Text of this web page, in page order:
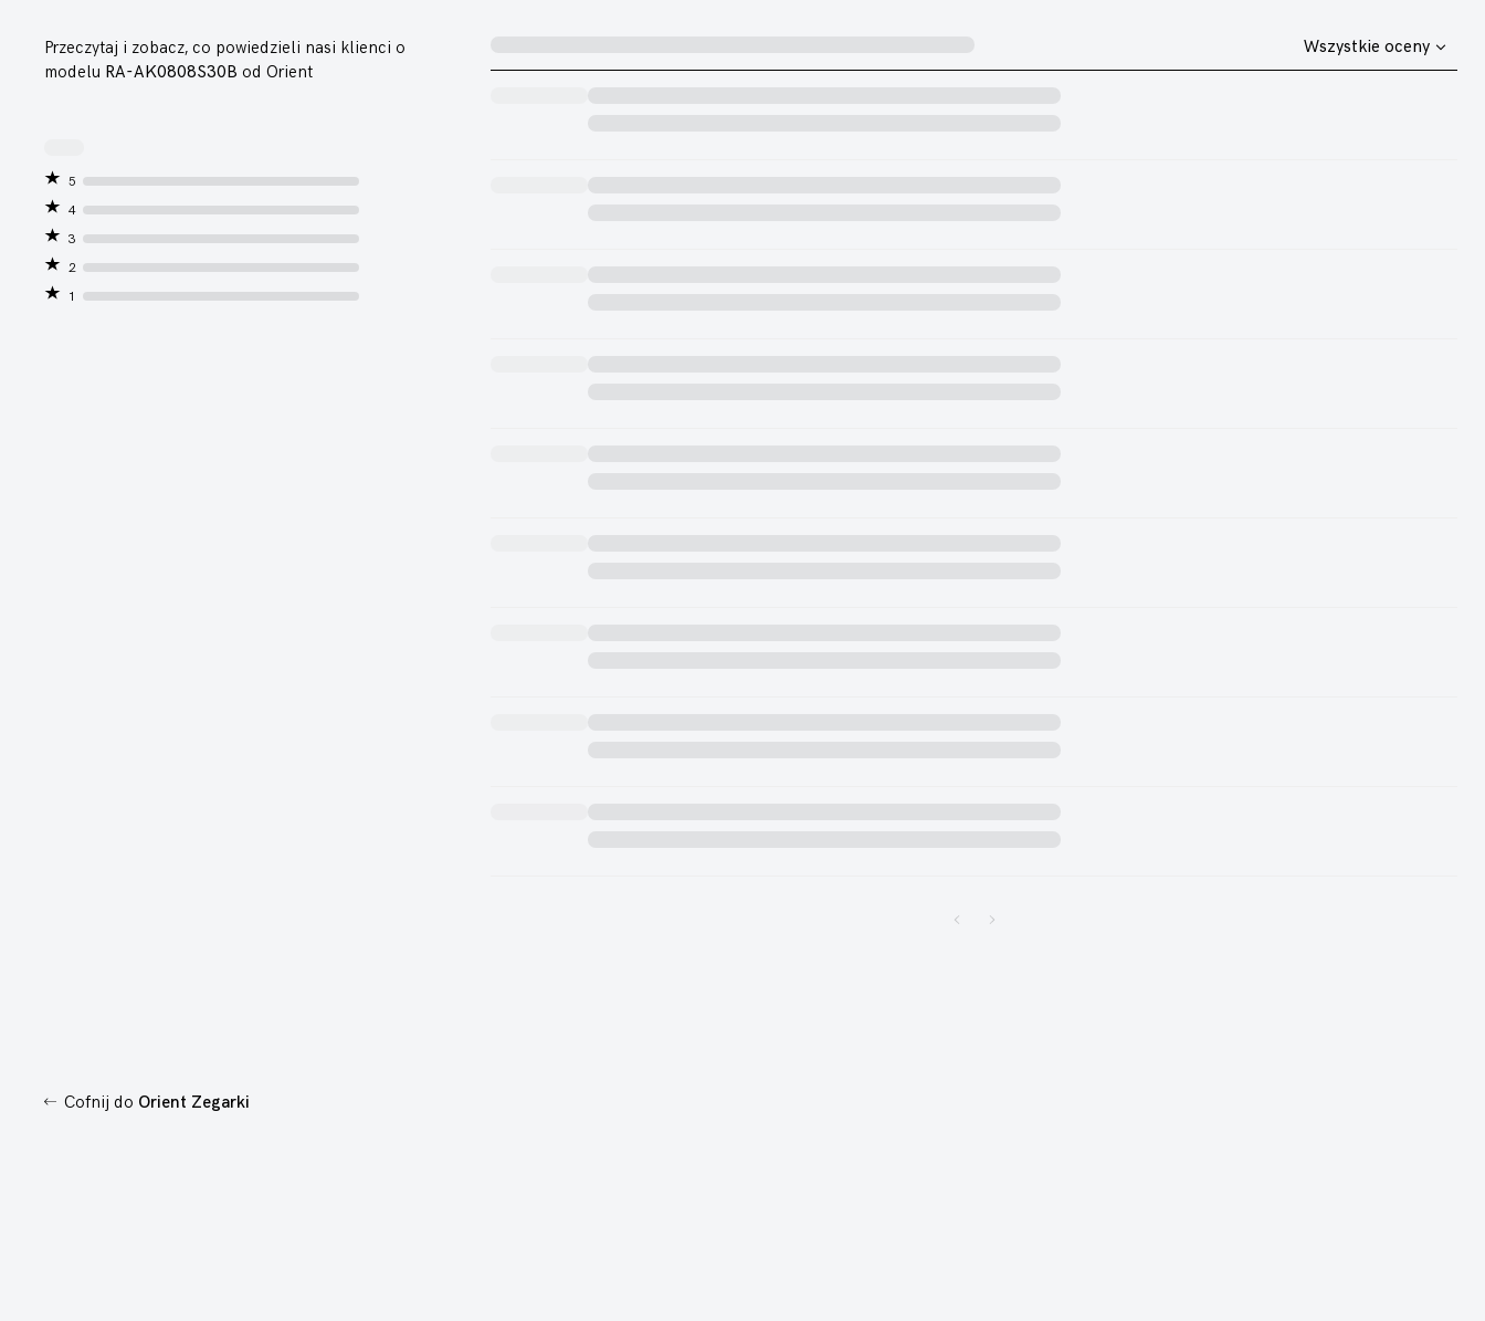
Przeczytaj i zobacz, co powiedzieli nasi klienci o
modelu RA-AK0808S30B od Orient
5
4
3
2
1
Wszystkie oceny
Cofnij do Orient Zegarki